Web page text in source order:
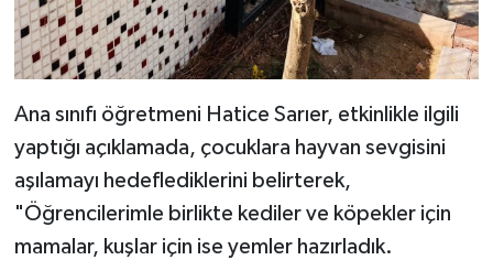
Ana sınıfı öğretmeni Hatice Sarıer, etkinlikle ilgili
yaptığı açıklamada, çocuklara hayvan sevgisini
aşılamayı hedeflediklerini belirterek,
"Öğrencilerimle birlikte kediler ve köpekler için
mamalar, kuşlar için ise yemler hazırladık.